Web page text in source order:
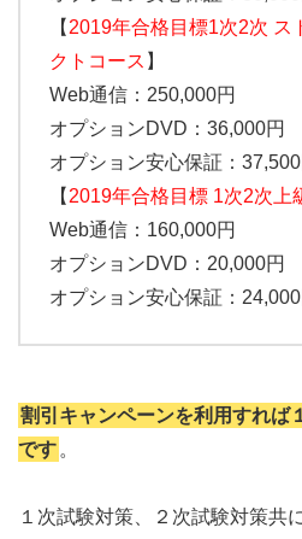
【 2019年合格目標1次2次 ス
クトコース 】
Web通信：250,000円
オプションDVD：36,000円
オプション安心保証：37,500
【 2019年合格目標 1次2次上
Web通信：160,000円
オプションDVD：20,000円
オプション安心保証：24,000
割引キャンペーンを利用すれば
です 。
１次試験対策、２次試験対策共